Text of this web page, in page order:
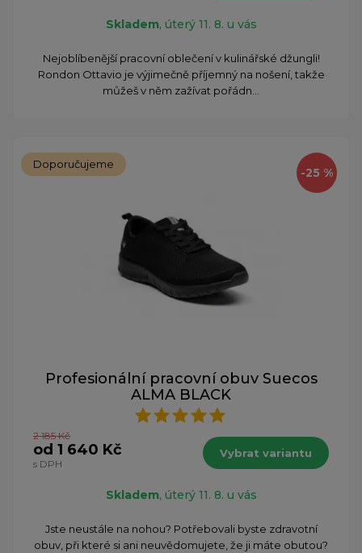
Skladem, úterý 11. 8. u vás
Nejoblíbenější pracovní oblečení v kulinářské džungli!
Rondon Ottavio je výjimečně příjemný na nošení, takže
můžeš v něm zažívat pořádn...
-25 %
Doporučujeme
Profesionální pracovní obuv Suecos
ALMA BLACK
2 185 Kč
od 1 640 Kč
s DPH
Vybrat variantu
Skladem, úterý 11. 8. u vás
Jste neustále na nohou? Potřebovali byste zdravotní
obuv, při které si ani neuvědomujete, že ji máte obutou?